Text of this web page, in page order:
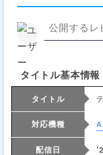
タイトル基本情報
タイトル
対応機種
配信日